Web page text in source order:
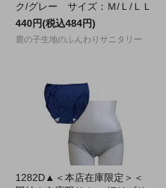
ク/グレー サイズ：Ｍ/Ｌ/ＬＬ
440円(税込484円)
鹿の子生地のふんわりサニタリー
1282D▲＜本店在庫限定＞＜